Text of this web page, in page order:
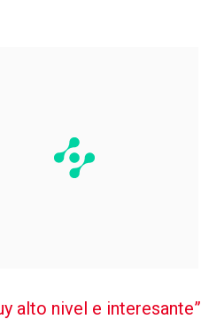
alto nivel e interesante”